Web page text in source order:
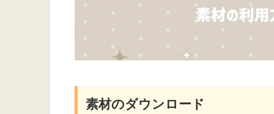
素材のダウンロード